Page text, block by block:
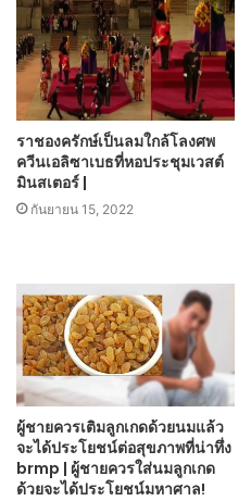
ราชองครักษ์เป็นลมใกล้โลงศพ
ควีนเอลิซาเบธที่หอประชุมเวสต์
มินสเตอร์ |
กันยายน 15, 2022
ผู้ชายควรเติมลูกเกดด้วยนมแล้ว
จะได้ประโยชน์ต่อสุขภาพที่น่าทึ่ง
brmp | ผู้ชายควรใส่นมลูกเกด
ด้วยจะได้ประโยชน์มหาศาล!